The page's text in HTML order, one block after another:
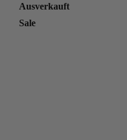
Ausverkauft
Sale